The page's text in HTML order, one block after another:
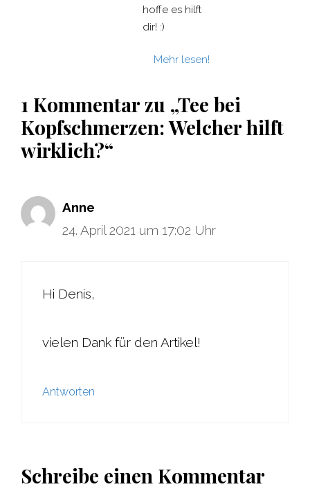
hoffe es hilft
dir! :)
Mehr lesen!
1 Kommentar zu „Tee bei
Kopfschmerzen: Welcher hilft
wirklich?“
Anne
24. April 2021 um 17:02 Uhr
Hi Denis,
vielen Dank für den Artikel!
Antworten
Schreibe einen Kommentar